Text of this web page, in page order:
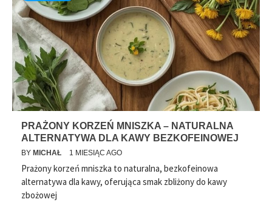
PRAŻONY KORZEŃ MNISZKA – NATURALNA
ALTERNATYWA DLA KAWY BEZKOFEINOWEJ
BY MICHAŁ 1 MIESIĄC AGO
Prażony korzeń mniszka to naturalna, bezkofeinowa
alternatywa dla kawy, oferująca smak zbliżony do kawy
zbożowej